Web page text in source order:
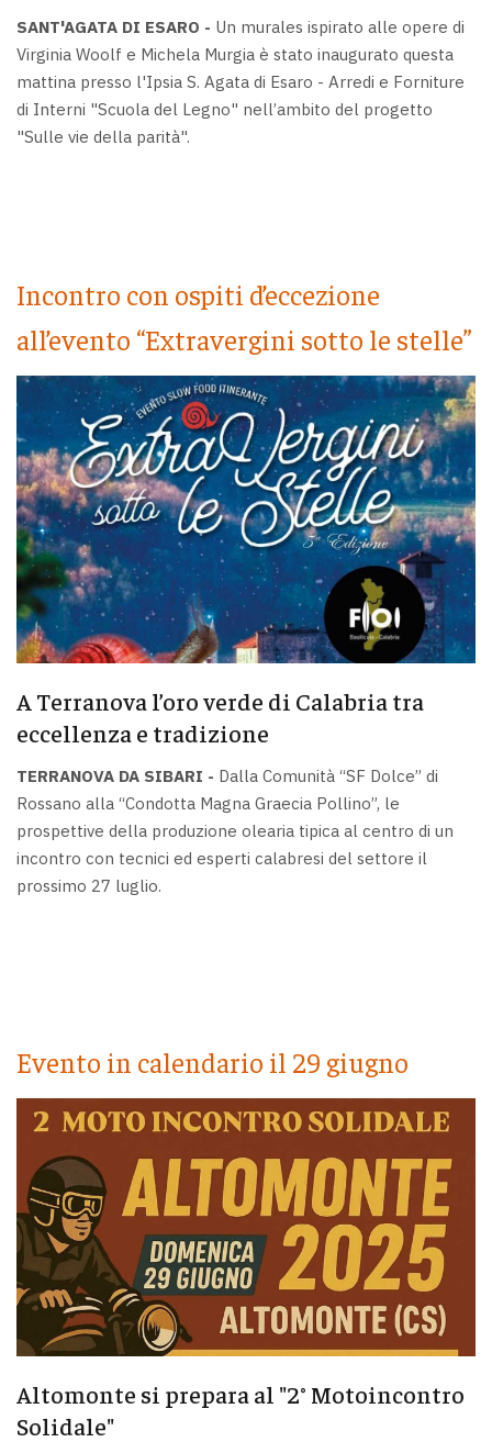
SANT'AGATA DI ESARO - Un murales ispirato alle opere di
Virginia Woolf e Michela Murgia è stato inaugurato questa
mattina presso l'Ipsia S. Agata di Esaro - Arredi e Forniture
di Interni "Scuola del Legno" nell’ambito del progetto
"Sulle vie della parità".
Incontro con ospiti d’eccezione
all’evento “Extravergini sotto le stelle”
A Terranova l’oro verde di Calabria tra
eccellenza e tradizione
TERRANOVA DA SIBARI - Dalla Comunità “SF Dolce” di
Rossano alla “Condotta Magna Graecia Pollino”, le
prospettive della produzione olearia tipica al centro di un
incontro con tecnici ed esperti calabresi del settore il
prossimo 27 luglio.
Evento in calendario il 29 giugno
Altomonte si prepara al "2° Motoincontro
Solidale"